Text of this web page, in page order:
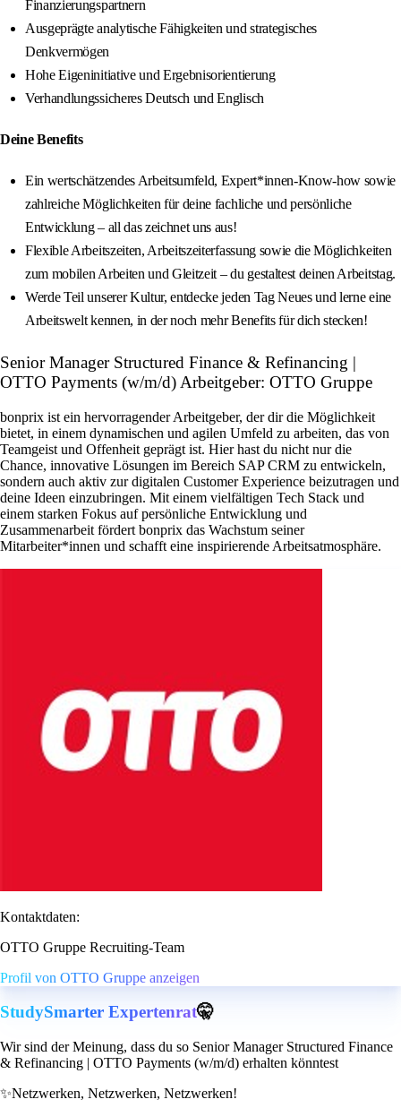
Finanzierungspartnern
Ausgeprägte analytische Fähigkeiten und strategisches
Denkvermögen
Hohe Eigeninitiative und Ergebnisorientierung
Verhandlungssicheres Deutsch und Englisch
Deine Benefits
Ein wertschätzendes Arbeitsumfeld, Expert*innen-Know-how sowie
zahlreiche Möglichkeiten für deine fachliche und persönliche
Entwicklung – all das zeichnet uns aus!
Flexible Arbeitszeiten, Arbeitszeiterfassung sowie die Möglichkeiten
zum mobilen Arbeiten und Gleitzeit – du gestaltest deinen Arbeitstag.
Werde Teil unserer Kultur, entdecke jeden Tag Neues und lerne eine
Arbeitswelt kennen, in der noch mehr Benefits für dich stecken!
Senior Manager Structured Finance & Refinancing |
OTTO Payments (w/m/d) Arbeitgeber: OTTO Gruppe
bonprix ist ein hervorragender Arbeitgeber, der dir die Möglichkeit
bietet, in einem dynamischen und agilen Umfeld zu arbeiten, das von
Teamgeist und Offenheit geprägt ist. Hier hast du nicht nur die
Chance, innovative Lösungen im Bereich SAP CRM zu entwickeln,
sondern auch aktiv zur digitalen Customer Experience beizutragen und
deine Ideen einzubringen. Mit einem vielfältigen Tech Stack und
einem starken Fokus auf persönliche Entwicklung und
Zusammenarbeit fördert bonprix das Wachstum seiner
Mitarbeiter*innen und schafft eine inspirierende Arbeitsatmosphäre.
Kontaktdaten:
OTTO Gruppe Recruiting-Team
Profil von OTTO Gruppe anzeigen
StudySmarter Expertenrat🤫
Wir sind der Meinung, dass du so Senior Manager Structured Finance
& Refinancing | OTTO Payments (w/m/d) erhalten könntest
✨Netzwerken, Netzwerken, Netzwerken!